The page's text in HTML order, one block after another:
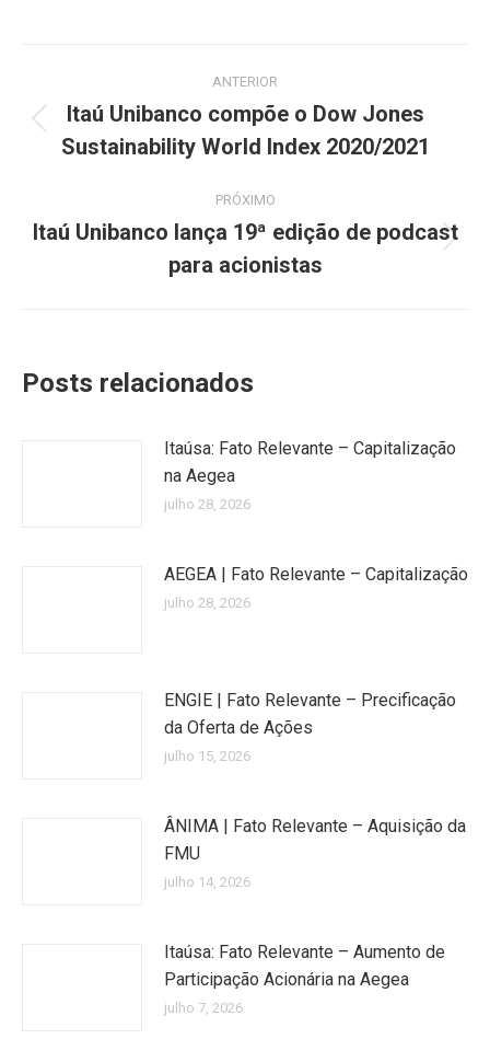
de
post:
ANTERIOR
Post
anterior:
Itaú Unibanco compõe o Dow Jones
Sustainability World Index 2020/2021
PRÓXIMO
Próximo
post:
Itaú Unibanco lança 19ª edição de podcast
para acionistas
Posts relacionados
Itaúsa: Fato Relevante – Capitalização
na Aegea
julho 28, 2026
AEGEA | Fato Relevante – Capitalização
julho 28, 2026
ENGIE | Fato Relevante – Precificação
da Oferta de Ações
julho 15, 2026
ÂNIMA | Fato Relevante – Aquisição da
FMU
julho 14, 2026
Itaúsa: Fato Relevante – Aumento de
Participação Acionária na Aegea
julho 7, 2026